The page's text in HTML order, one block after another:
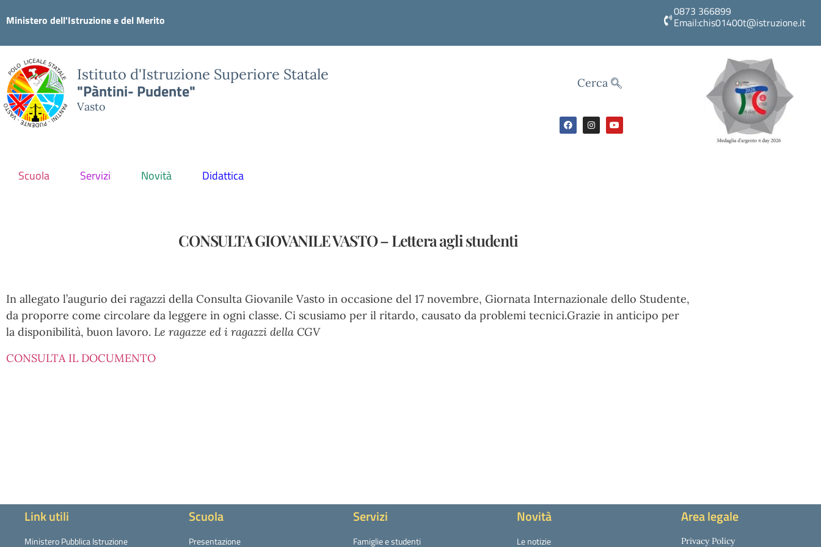
Ministero dell'Istruzione e del Merito
0873 366899
Email:chis01400t@istruzione.it
Istituto d'Istruzione Superiore Statale
"Pàntini- Pudente"
Vasto
Cerca
Scuola Servizi Novità Didattica
CONSULTA GIOVANILE VASTO – Lettera agli studenti
In allegato l’augurio dei ragazzi della Consulta Giovanile Vasto in occasione del 17 novembre, Giornata Internazionale dello Studente,
da proporre come circolare da leggere in ogni classe. Ci scusiamo per il ritardo, causato da problemi tecnici.Grazie in anticipo per
la disponibilità, buon lavoro. Le ragazze ed i ragazzi della CGV
CONSULTA IL DOCUMENTO
Link utili
Ministero Pubblica Istruzione
Scuola
Presentazione
Servizi
Famiglie e studenti
Novità
Le notizie
Area legale
Privacy Policy